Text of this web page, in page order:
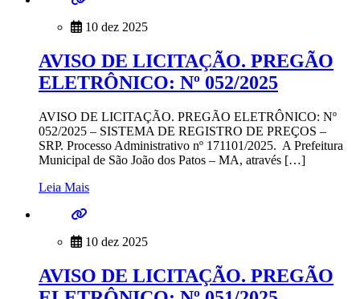
10 dez 2025
AVISO DE LICITAÇÃO. PREGÃO
ELETRÔNICO: Nº 052/2025
AVISO DE LICITAÇÃO. PREGÃO ELETRÔNICO: Nº
052/2025 – SISTEMA DE REGISTRO DE PREÇOS –
SRP. Processo Administrativo nº 171101/2025. A Prefeitura
Municipal de São João dos Patos – MA, através […]
Leia Mais
10 dez 2025
AVISO DE LICITAÇÃO. PREGÃO